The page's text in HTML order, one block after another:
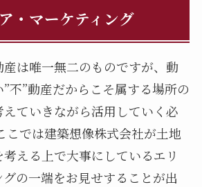
・マーケティング
は唯一無二のものですが、動
不”動産だからこそ属する場所の
ていきながら活用していく必
こでは建築想像株式会社が土地
える上で大事にしているエリ
の一端をお見せすることが出